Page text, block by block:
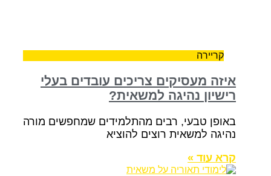
קריירה
איזה מעסיקים צריכים עובדים בעלי
רישיון נהיגה למשאית?
באופן טבעי, רבים מהתלמידים שמחפשים מורה
נהיגה למשאית רוצים להוציא
קרא עוד »